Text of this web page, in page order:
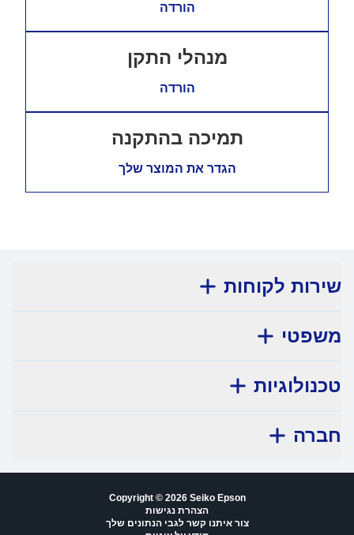
הורדה
מנהלי התקן
הורדה
תמיכה בהתקנה
הגדר את המוצר שלך
שירות לקוחות
משפטי
טכנולוגיות
חברה
Copyright © 2026 Seiko Epson
הצהרת נגישות
צור איתנו קשר לגבי הנתונים שלך